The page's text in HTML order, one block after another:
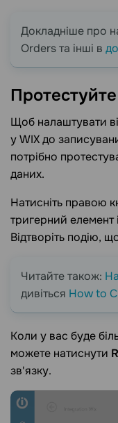
Докладніше про
Orders та інші в
Протестуйте
Щоб налаштувати
у WIX до
потрібно
даних.
Натисніть правою
тригерний елемент
Відтворіть подію,
Читайте також:
дивіться How to
Коли у вас буде
можете натиснути
зв'язку.